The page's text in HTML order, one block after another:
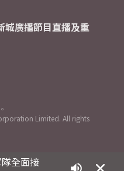
全面接
城廣播節目直播及重
Limited. All rights